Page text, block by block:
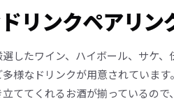
リンクペアリン
したワイン、ハイボール、サケ、
様なドリンクが用意されています
ててくれるお酒が揃っているので